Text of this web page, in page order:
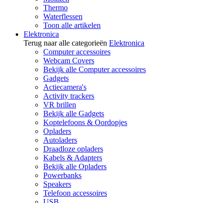
Thermo
Waterflessen
Toon alle artikelen
Elektronica
Terug naar alle categorieën Elektronica
Computer accessoires
Webcam Covers
Bekijk alle Computer accessoires
Gadgets
Actiecamera's
Activity trackers
VR brillen
Bekijk alle Gadgets
Koptelefoons & Oordopjes
Opladers
Autoladers
Draadloze opladers
Kabels & Adapters
Bekijk alle Opladers
Powerbanks
Speakers
Telefoon accessoires